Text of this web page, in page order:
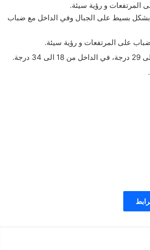
المرتفعات و رؤية سيئة.
بشكل بسيط على الجبال وفي الداخل مع ضباب
على المرتفعات و رؤية سيئة.